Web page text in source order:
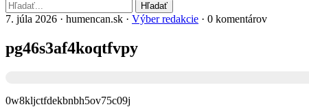
Hľadať
7. júla 2026 · humencan.sk · Výber redakcie · 0 komentárov
pg46s3af4koqtfvpy
0w8kljctfdekbnbh5ov75c09j